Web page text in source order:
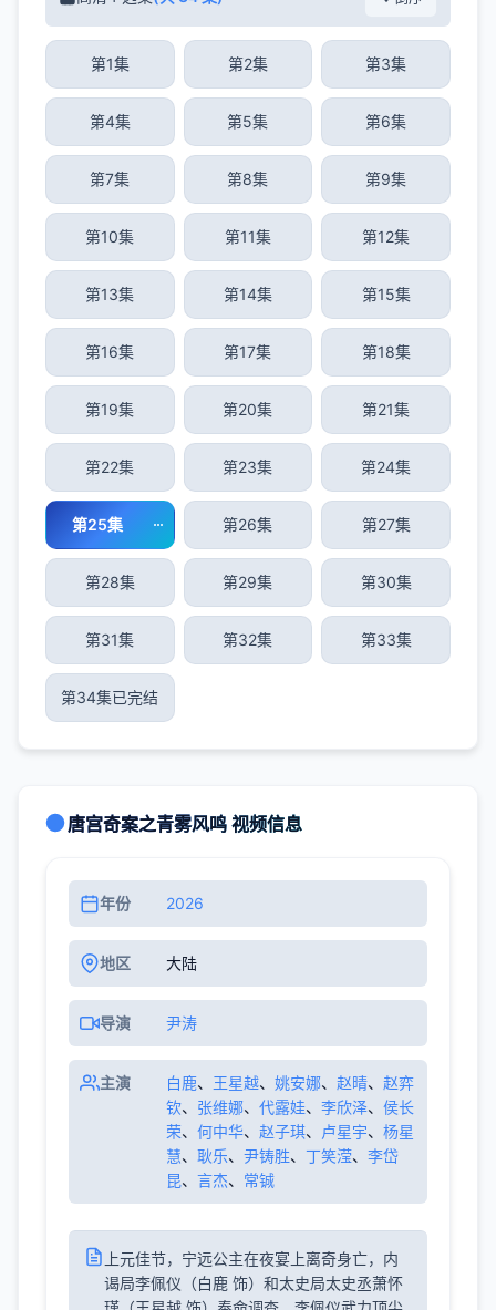
第1集 第2集 第3集
第4集 第5集 第6集
第7集 第8集 第9集
第10集 第11集 第12集
第13集 第14集 第15集
第16集 第17集 第18集
第19集 第20集 第21集
第22集 第23集 第24集
第25集 第26集 第27集
第28集 第29集 第30集
第31集 第32集 第33集
第34集已完结
唐宫奇案之青雾风鸣 视频信息
年份 2026
地区 大陆
导演 尹涛
主演 白鹿、 王星越、 姚安娜、 赵晴、 赵弈
钦、 张维娜、 代露娃、 李欣泽、 侯长
荣、 何中华、 赵子琪、 卢星宇、 杨星
慧、 耿乐、 尹铸胜、 丁笑滢、 李岱
昆、 言杰、 常铖
上元佳节，宁远公主在夜宴上离奇身亡，内
谒局李佩仪（白鹿 饰）和太史局太史丞萧怀